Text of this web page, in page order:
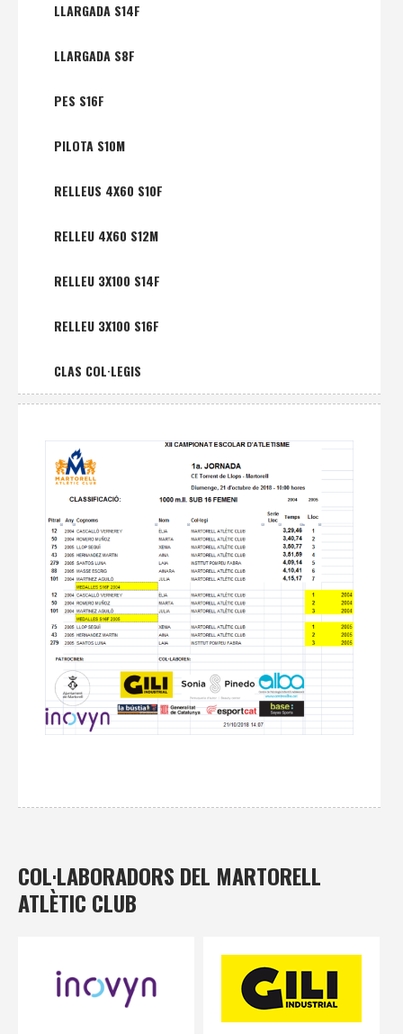
LLARGADA S14F
LLARGADA S8F
PES S16F
PILOTA S10M
RELLEUS 4X60 S10F
RELLEU 4X60 S12M
RELLEU 3X100 S14F
RELLEU 3X100 S16F
CLAS COL·LEGIS
COL·LABORADORS DEL MARTORELL
ATLÈTIC CLUB